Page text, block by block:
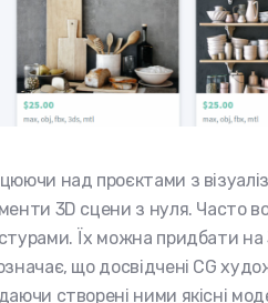
над проєктами з
3D сцени з нуля. Часто
Їх можна придбати на
що досвідчені CG
створені ними якісні